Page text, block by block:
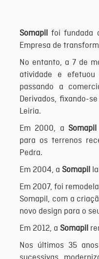
Somapil foi fundada
Empresa de
No entanto, a 7 de
atividade e
passando a
Derivados, fixando-
Leiria.
Em 2000, aSomapil
para os terrenos
Pedra.
Em 2004, a Somapil
Em 2007, foi
Somapil, com a
novo design para o
Em 2012, a Somapil
Nos últimos 35